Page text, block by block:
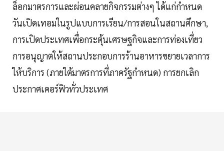
ล็อกมาตรการและผ่อนคลายกิจกรรมต่างๆ ได้แก่กำหนด
วันเปิดเทอมในรูปแบบการเรียน/การสอนในสถานศึกษา,
การเปิดประเทศเพื่อกระตุ้นเศรษฐกิจและการท่องเที่ยว
การอนุญาตให้สถานประกอบการร้านอาหารขยายเวลาการ
ให้บริการ (ภายใต้มาตรการที่ภาครัฐกำหนด) การยกเลิก
ประกาศเคอร์ฟิวทั่วประเทศ